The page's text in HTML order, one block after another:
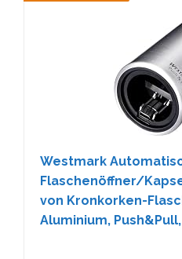
Westmark
Flaschenöffner/
von Kronkorken-
Aluminium,